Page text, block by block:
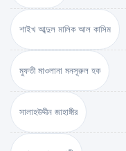
শাইখ আব্দুল মালিক আল কাসিম
মুফতী মাওলানা মনসূরুল হক
সালাহউদ্দীন জাহাঙ্গীর